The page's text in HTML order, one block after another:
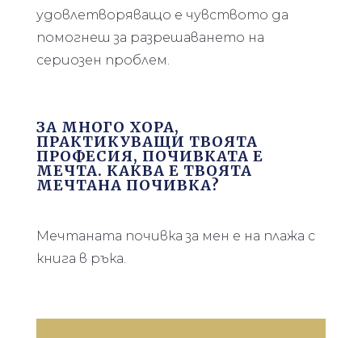
удовлетворяващо е чувството да
помогнеш за разрешаването на
сериозен проблем.
ЗА МНОГО ХОРА,
ПРАКТИКУВАЩИ ТВОЯТА
ПРОФЕСИЯ, ПОЧИВКАТА Е
МЕЧТА. КАКВА Е ТВОЯТА
МЕЧТАНА ПОЧИВКА?
Мечтаната почивка за мен е на плажа с
книга в ръка.